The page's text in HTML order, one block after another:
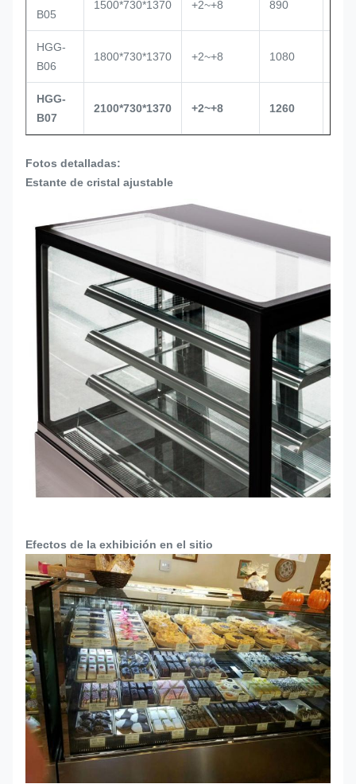
B05
1500*730*1370 +2~+8 890
HGG-
B06
1800*730*1370 +2~+8 1080
HGG-
B07
2100*730*1370 +2~+8 1260
Fotos detalladas:
Estante de cristal ajustable
Efectos de la exhibición en el sitio